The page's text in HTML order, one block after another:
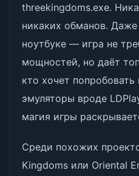
threekingdoms.exe.
никаких обманов.
ноутбуке — игра не
мощностей, но даёт
кто хочет
эмуляторы вроде
магия игры
Среди похожих
Kingdoms или Oriental